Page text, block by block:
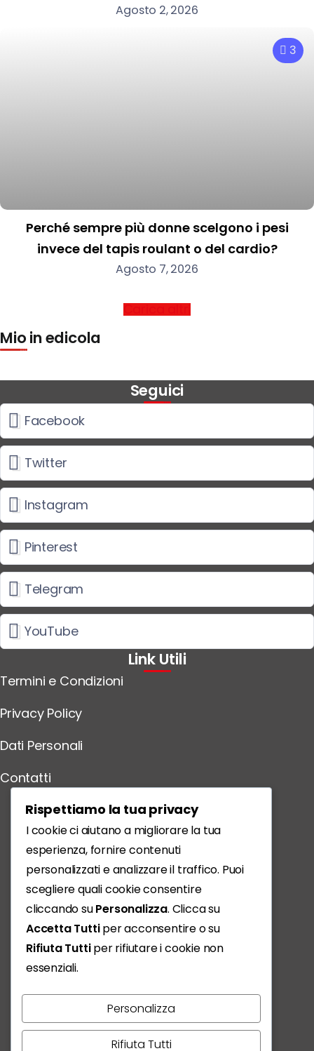
Agosto 2, 2026
3
Perché sempre più donne scelgono i pesi
invece del tapis roulant o del cardio?
Agosto 7, 2026
Mio in edicola
Seguici
Facebook
Twitter
Instagram
Pinterest
Telegram
YouTube
Link Utili
Termini e Condizioni
Privacy Policy
Dati Personali
Contatti
Scarica l'App
Vivere, condividere, scoprire:
Rispettiamo la tua privacy
I cookie ci aiutano a migliorare la tua
esperienza, fornire contenuti
personalizzati e analizzare il traffico. Puoi
scegliere quali cookie consentire
cliccando suPersonalizza. Clicca su
Accetta Tuttiper acconsentire o su
Rifiuta Tuttiper rifiutare i cookie non
essenziali.
Personalizza
Rifiuta Tutti